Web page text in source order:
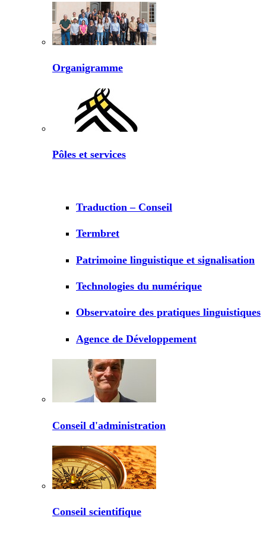
Organigramme
Pôles et services
Traduction – Conseil
Termbret
Patrimoine linguistique et signalisation
Technologies du numérique
Observatoire des pratiques linguistiques
Agence de Développement
Conseil d'administration
Conseil scientifique